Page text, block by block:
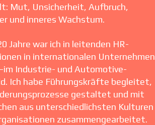
Mut, Unsicherheit, Aufbruch,
und inneres Wachstum.
Jahre war ich in leitenden HR-
in internationalen Unternehmen
Industrie- und Automotive-
Ich habe Führungskräfte begleitet,
gestaltet und mit
aus unterschiedlichsten Kulturen
zusammengearbeitet.